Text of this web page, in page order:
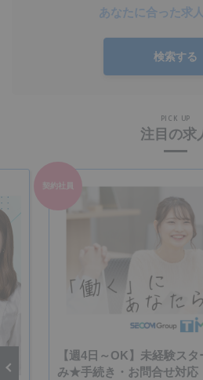
あなたに合った求人
検索する
PICK UP
注目の求
契約社員
【週4日～OK】未経験ス
み★手続き・お問合せ対応